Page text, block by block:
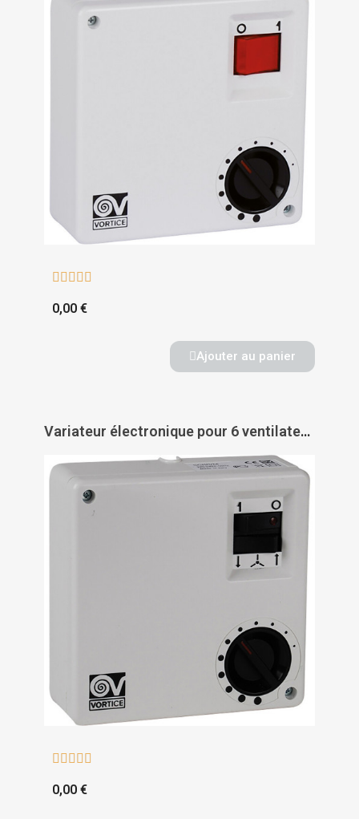
    
0,00 €
Ajouter au panier
Variateur électronique pour 6 ventilateurs plafonniers - AXELAIR
    
0,00 €